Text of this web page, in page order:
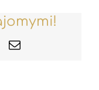
Pinterest
Email